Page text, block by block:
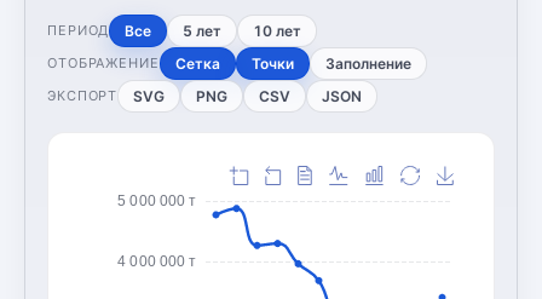
ПЕРИОД Все 5 лет 10 лет
ОТОБРАЖЕНИЕ Сетка Точки Заполнение
ЭКСПОРТ SVG PNG CSV JSON
4 000 000 т
5 000 000 т